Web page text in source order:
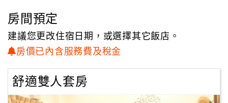
地
圖
顧
務
您可在視線所及的範圍內，
看見環繞的青山景色、悠閒自在的休憩庭園以及寬敞開放的
活動空間。
民宿提供有二人、四人、六人及八人等套房及和式通舖式等
多種房型供遊客選擇，
以素雅的傢俱陳設及簡單俐落的擺設方式，呈現出質樸實在
房間預定
建議您更改住宿日期，或選擇其它飯店。
房價已內含服務費及稅金
舒適雙人套房